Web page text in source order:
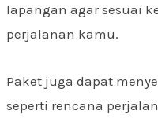
lapangan agar sesuai
perjalanan kamu.
Paket juga dapat
seperti rencana